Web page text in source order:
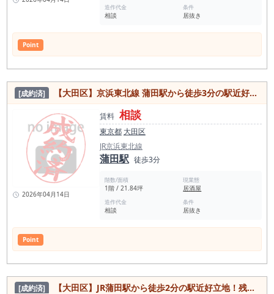
造作代金
相談
条件
居抜き
Point
[成約済] 【大田区】京浜東北線 蒲田駅から徒歩3分の駅近好立地な居抜き物件
2026年04月14日
賃料 相談
東京都 大田区
JR京浜東北線
蒲田駅 徒歩3分
階数/面積
1階 / 21.84坪
現業態
居酒屋
造作代金
相談
条件
居抜き
Point
[成約済] 【大田区】JR蒲田駅から徒歩2分の駅近好立地！残置内装あり、飲食店可の居抜き物件